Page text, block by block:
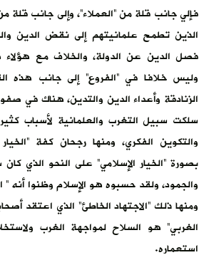
فإلي جانب قلة من “العملاء”، وإلى جانب قلة
الذين تطمح علمانيتهم إلى نقض الدين
فصل الدين عن الدولة، والخلاف مع
وليس خلافا في “الفروع” إلى جانب هذه
الزنادقة وأعداء الدين والتدين، هناك في
سلكت سبيل التغرب والعلمانية لأسباب
والتكوين الفكري، ومنها رجحان كفة
بصورة “الخيار الإسلامي” على النحو الذي
والجمود، ولقد حسبوه هو الإسلام وظنوا أنه ”
ومنها ذلك “الاجتهاد الخاطئ” الذي اعتقد
الغربي” هو السلاح لمواجهة الغرب
استعماره.